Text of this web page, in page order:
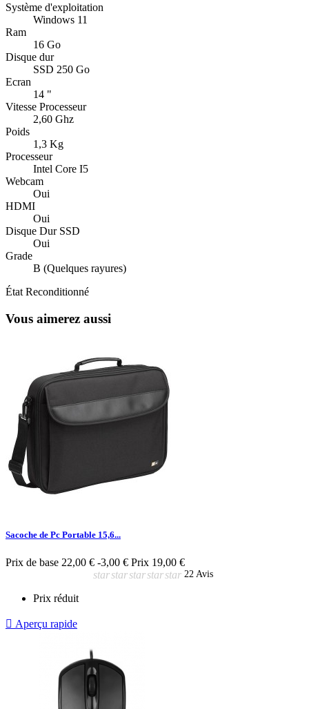
Système d'exploitation
Windows 11
Ram
16 Go
Disque dur
SSD 250 Go
Ecran
14 "
Vitesse Processeur
2,60 Ghz
Poids
1,3 Kg
Processeur
Intel Core I5
Webcam
Oui
HDMI
Oui
Disque Dur SSD
Oui
Grade
B (Quelques rayures)
État Reconditionné
Vous aimerez aussi
Sacoche de Pc Portable 15,6...
Prix de base 22,00 € -3,00 € Prix 19,00 €
starstarstarstarstar 22 Avis
Prix réduit
 Aperçu rapide